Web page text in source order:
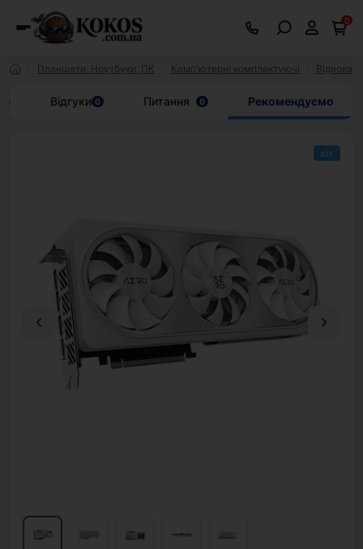
0
Планшети, Ноутбуки, ПК Комп'ютерні комплектуючі
Відгуки 0 Питання 0 Рекомендуємо
хіт